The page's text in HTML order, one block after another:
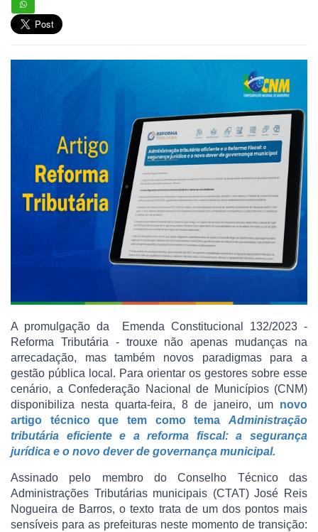
A promulgação da Emenda Constitucional 132/2023 -
Reforma Tributária - trouxe não apenas mudanças na
arrecadação, mas também novos paradigmas para a
gestão pública local. Para orientar os gestores sobre esse
cenário, a Confederação Nacional de Municípios (CNM)
disponibiliza nesta quarta-feira, 8 de janeiro, um novo
artigo técnico que tem como tema Administração
tributária eficiente e a reforma fiscal: a segurança
jurídica e o novo dever de governança municipal.
Assinado pelo membro do Conselho Técnico das
Administrações Tributárias municipais (CTAT) José Reis
Nogueira de Barros, o texto trata de um dos pontos mais
sensíveis para as prefeituras neste momento de transição: